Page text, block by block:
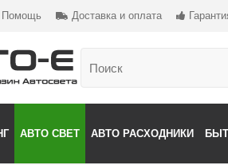
Помощь Доставка и оплата
АВТО СВЕТ АВТО РАСХОДНИКИ